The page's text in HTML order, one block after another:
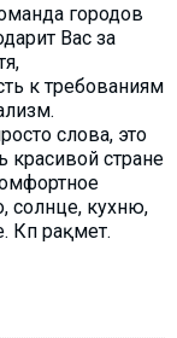
городов
Вас за
к требованиям
слова, это
красивой стране
солнце, кухню,
рақмет.